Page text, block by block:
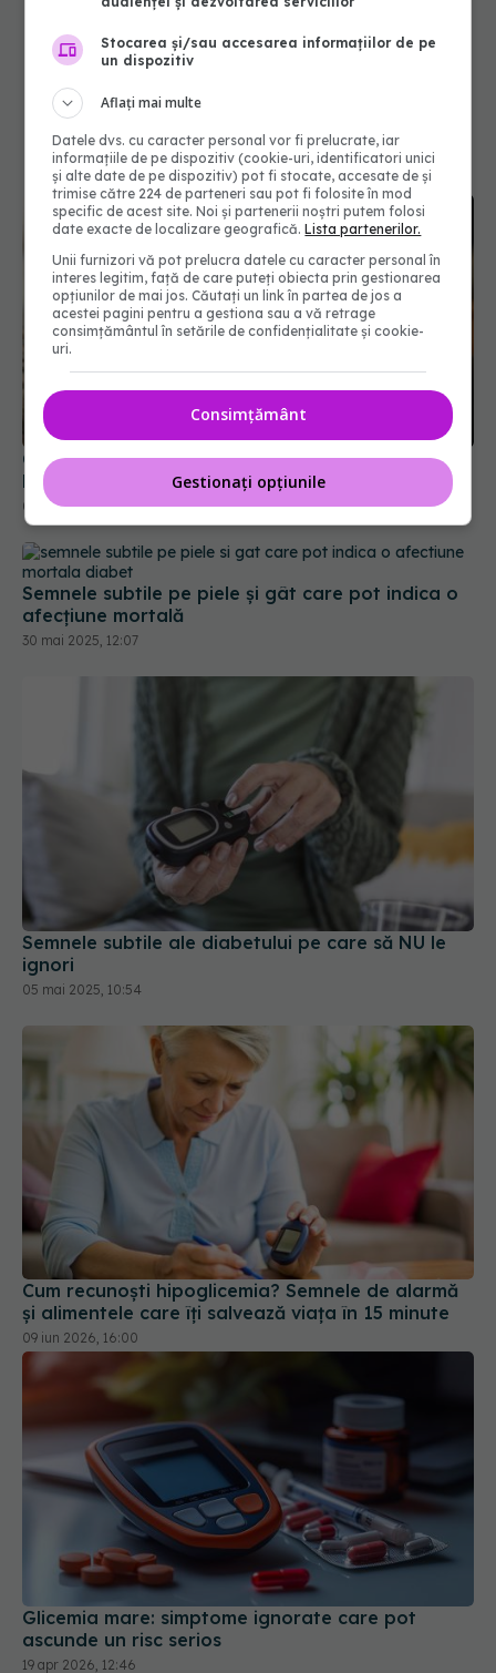
Cinci semne ale diabetului. Apar devreme.
Detaliile la care să fii atent
05 apr 2025, 12:56
Semnele subtile pe piele și gât care pot indica o
afecțiune mortală
30 mai 2025, 12:07
Semnele subtile ale diabetului pe care să NU le
ignori
05 mai 2025, 10:54
Cum recunoști hipoglicemia? Semnele de alarmă
și alimentele care îți salvează viața în 15 minute
09 iun 2026, 16:00
Glicemia mare: simptome ignorate care pot
ascunde un risc serios
Stocarea și/sau accesarea informațiilor de pe
un dispozitiv
Aflați mai multe
Datele dvs. cu caracter personal vor fi prelucrate, iar
informațiile de pe dispozitiv (cookie-uri, identificatori unici
și alte date de pe dispozitiv) pot fi stocate, accesate de și
trimise către 224 de parteneri sau pot fi folosite în mod
specific de acest site. Noi și partenerii noștri putem folosi
date exacte de localizare geografică.Lista partenerilor.
Unii furnizori vă pot prelucra datele cu caracter personal în
interes legitim, față de care puteți obiecta prin gestionarea
opțiunilor de mai jos. Căutați un link în partea de jos a
acestei pagini pentru a gestiona sau a vă retrage
consimțământul în setările de confidențialitate și cookie-
uri.
Consimțământ
Gestionați opțiunile